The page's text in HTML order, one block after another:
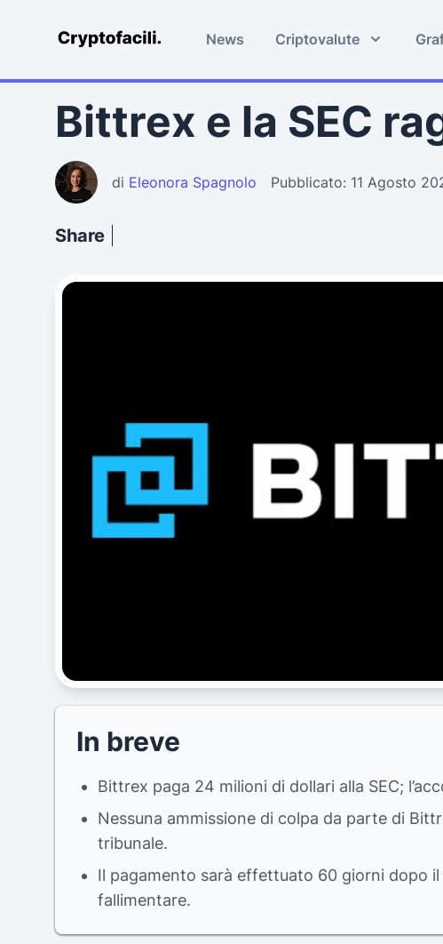
Cryptofacili.com News Criptovalute
Bittrex e la SEC
di Eleonora Spagnolo Pubblicato: 11 Agosto
Share
In breve
Bittrex paga 24 milioni di dollari alla SEC;
Nessuna ammissione di colpa da parte di
tribunale.
Il pagamento sarà effettuato 60 giorni dopo
fallimentare.